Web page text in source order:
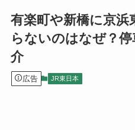
有楽町や新橋に京浜
らないのはなぜ？
介
広告 JR東日本